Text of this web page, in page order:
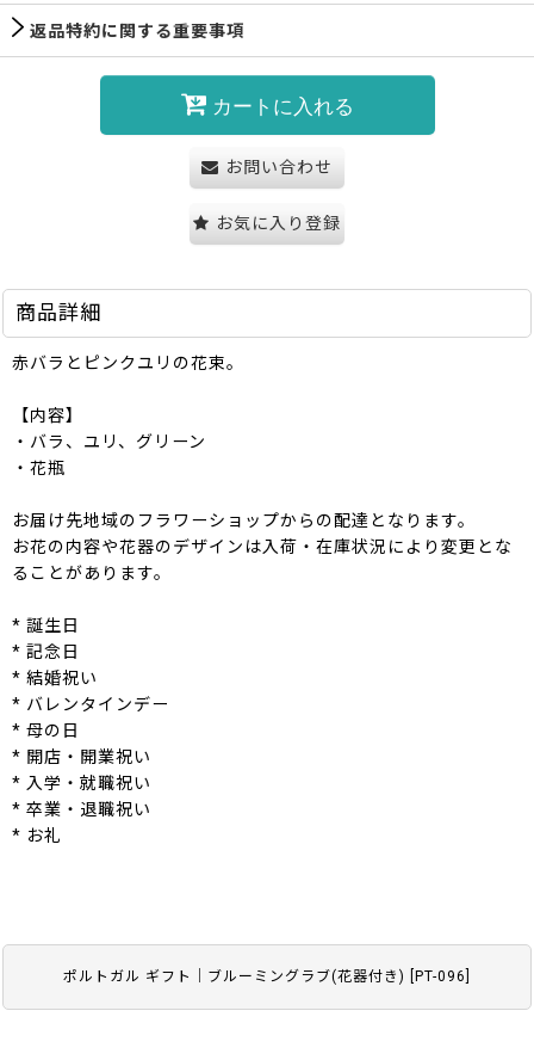
ポルトガル ギフト｜ブルーミングラブ(花器付き) PT-096
返品特約に関する重要事項
カートに入れる
お問い合わせ
お気に入り登録
商品詳細
赤バラとピンクユリの花束。
【内容】
・バラ、ユリ、グリーン
・花瓶
お届け先地域のフラワーショップからの配達となります。
お花の内容や花器のデザインは入荷・在庫状況により変更とな
ることがあります。
* 誕生日
* 記念日
* 結婚祝い
* バレンタインデー
* 母の日
* 開店・開業祝い
* 入学・就職祝い
* 卒業・退職祝い
* お礼